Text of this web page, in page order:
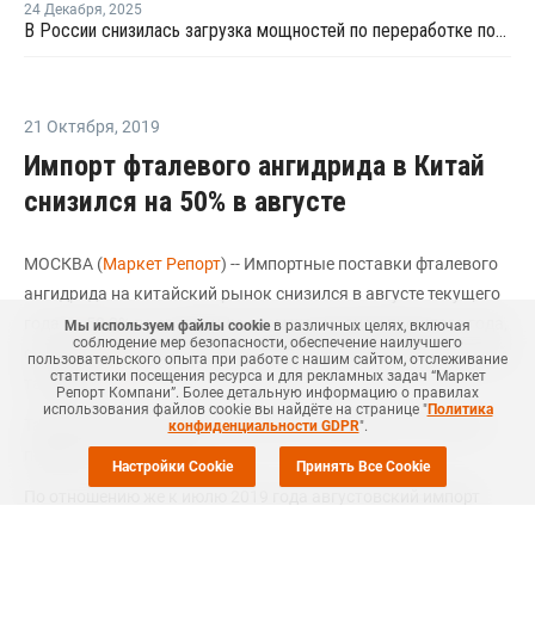
24 Декабря, 2025
В России снизилась загрузка мощностей по переработке поликарбоната
21 Октября, 2019
Импорт фталевого ангидрида в Китай
снизился на 50% в августе
МОСКВА (Маркет Репорт) -- Импортные поставки фталевого
ангидрида на китайский рынок снизился в августе текущего
года на 50,2% по сравнению с тем же месяцем прошлого года,
сообщилICISсо ссылкой на официальные данные китайской
таможни.
Таким образом, данный показатель составил за отчетный
период 1,24 тыс. тонн.
Мы используем файлы cookie в различных целях, включая
соблюдение мер безопасности, обеспечение наилучшего
пользовательского опыта при работе с нашим сайтом, отслеживание
статистики посещения ресурса и для рекламных задач “Маркет
Репорт Компани”. Более детальную информацию о правилах
использования файлов cookie вы найдёте на странице "Политика
конфиденциальности GDPR".
Настройки Cookie Принять Все Cookie